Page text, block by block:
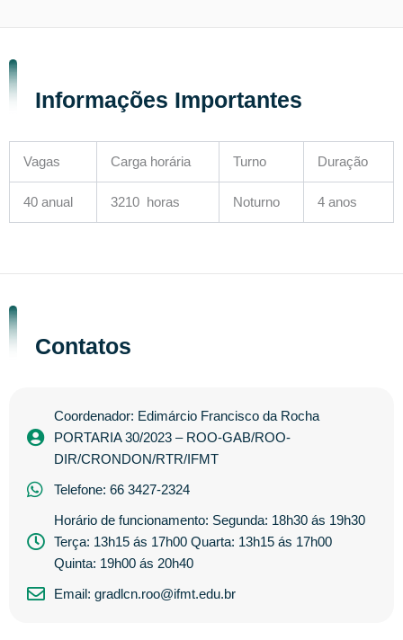
Informações Importantes
Vagas Carga horária Turno Duração
40 anual 3210 horas Noturno 4 anos
Contatos
Coordenador: Edimárcio Francisco da Rocha
PORTARIA 30/2023 – ROO-GAB/ROO-
DIR/CRONDON/RTR/IFMT
Telefone: 66 3427-2324
Horário de funcionamento: Segunda: 18h30 ás 19h30
Terça: 13h15 ás 17h00 Quarta: 13h15 ás 17h00
Quinta: 19h00 ás 20h40
Email: gradlcn.roo@ifmt.edu.br